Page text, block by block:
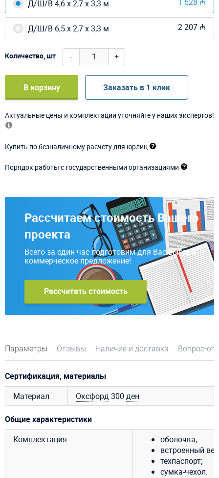
Д/Ш/В 4,6 х 2,7 х 3,3 м
Д/Ш/В 6,5 х 2,7 х 3,3 м 2 207 ₼
Количество, шт - +
В корзину Заказать в 1 клик
Актуальные цены и комплектации уточняйте у наших экспертов!
Купить по безналичному расчету для юрлиц
Порядок работы с государственными организациями
Рассчитаем стоимость Вашего
проекта
Всего за один час подготовим для Вас выгодное
коммерческое предложение!
Рассчитать стоимость
Параметры Отзывы Наличие и доставка Вопрос-
Сертификация, материалы
Материал
Оксфорд300 ден
Общие характеристики
Комплектация
оболочка;
встроенный
техпаспорт;
сумка-чехол.